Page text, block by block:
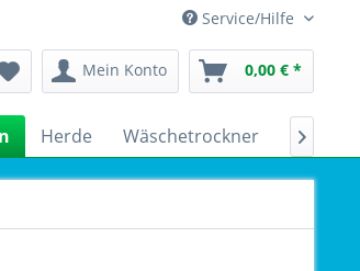
Service/Hilfe
Mein Konto 0,00 € *
Herde Wäschetrockner 